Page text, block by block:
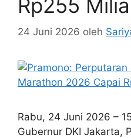
Rp255
24 Juni 2026 oleh
Rabu, 24 Juni 2026 –
Gubernur DKI Jakarta,